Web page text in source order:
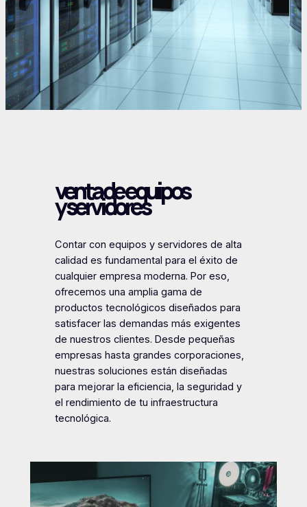
venta de equipos
y servidores
Contar con equipos y servidores de alta
calidad es fundamental para el éxito de
cualquier empresa moderna. Por eso,
ofrecemos una amplia gama de
productos tecnológicos diseñados para
satisfacer las demandas más exigentes
de nuestros clientes. Desde pequeñas
empresas hasta grandes corporaciones,
nuestras soluciones están diseñadas
para mejorar la eficiencia, la seguridad y
el rendimiento de tu infraestructura
tecnológica.